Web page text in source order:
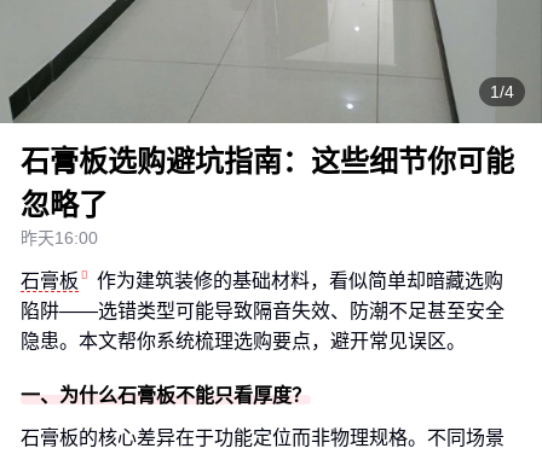
1/4
石膏板选购避坑指南：这些细节你可能
忽略了
昨天16:00
石膏板
作为建筑装修的基础材料，看似简单却暗藏选购
陷阱——选错类型可能导致隔音失效、防潮不足甚至安全
隐患。本文帮你系统梳理选购要点，避开常见误区。
一、为什么石膏板不能只看厚度？
石膏板的核心差异在于功能定位而非物理规格。不同场景